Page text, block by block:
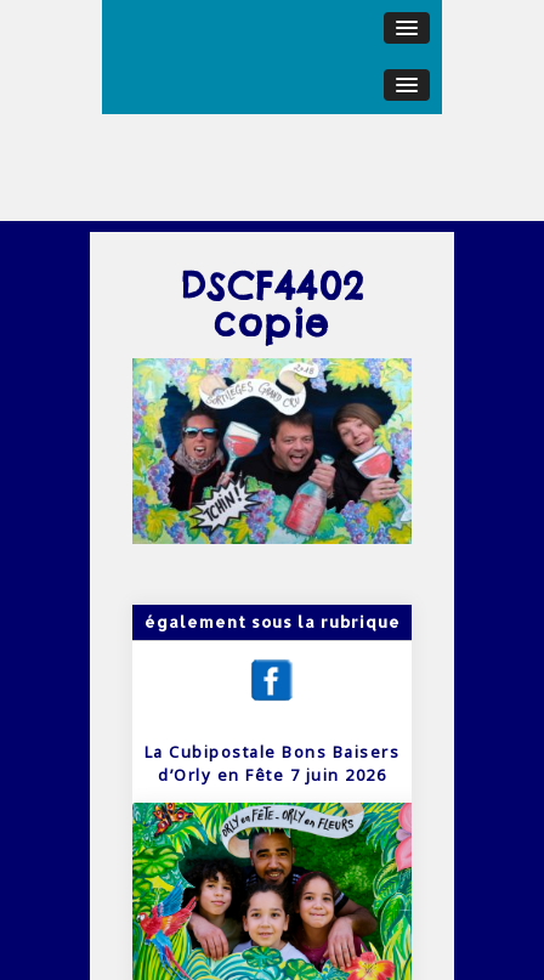
DSCF4402
copie
également sous la rubrique
La Cubipostale Bons Baisers
d’Orly en Fête 7 juin 2026